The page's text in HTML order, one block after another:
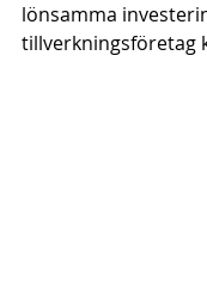
lönsamma
tillverkningsföretag